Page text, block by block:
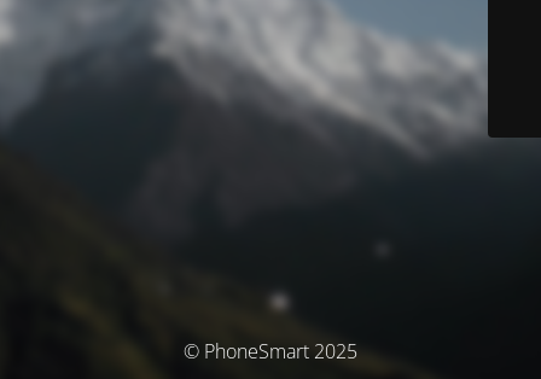
© PhoneSmart 2025